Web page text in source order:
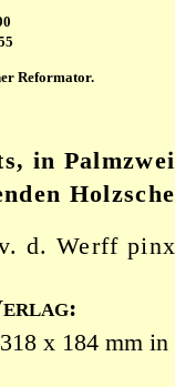
Reformator.
in
d. Werff
ERLAG:
x 184 mm